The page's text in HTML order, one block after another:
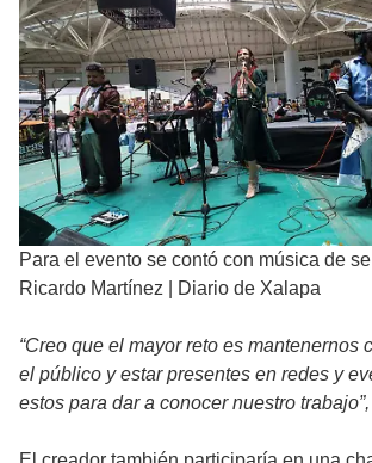
Para el evento se contó con música de
Ricardo Martínez | Diario de Xalapa
“Creo que el mayor reto es mantenernos
el público y estar presentes en redes y
estos para dar a conocer nuestro trabajo”,